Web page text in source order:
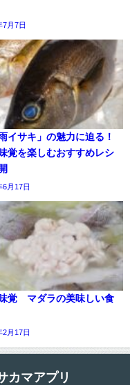
7月7日
イサキ」の魅力に迫る！
覚を楽しむおすすめレシ
6月17日
覚 マダラの美味しい食
2月17日
カマアプリ